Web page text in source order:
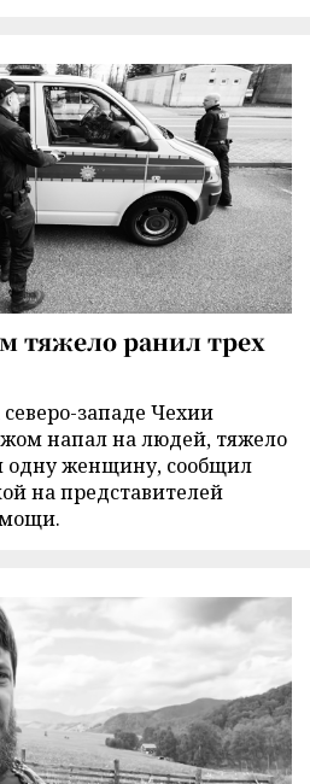
тяжело ранил трех
западе Чехии
напал на людей, тяжело
одну женщину, сообщил
на представителей